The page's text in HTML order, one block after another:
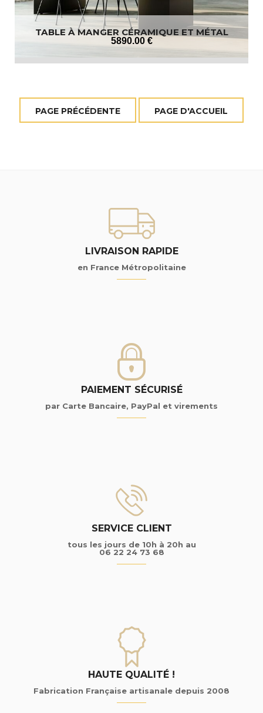
TABLE À MANGER CÉRAMIQUE ET MÉTAL
5890.00 €
LIVRAISON RAPIDE
en France Métropolitaine
PAIEMENT SÉCURISÉ
par Carte Bancaire, PayPal et virements
SERVICE CLIENT
tous les jours de 10h à 20h au
06 22 24 73 68
HAUTE QUALITÉ !
Fabrication Française artisanale depuis 2008